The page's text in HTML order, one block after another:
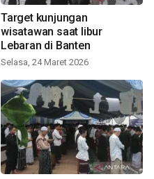
Target kunjungan
wisatawan saat libur
Lebaran di Banten
Selasa, 24 Maret 2026